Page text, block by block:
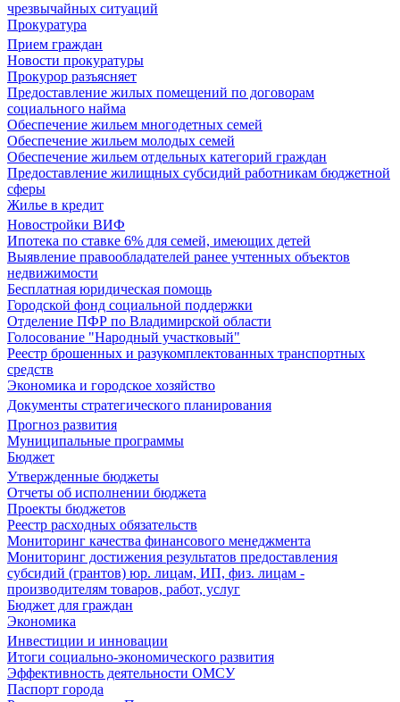
чрезвычайных ситуаций
Прокуратура
Прием граждан
Новости прокуратуры
Прокурор разъясняет
Предоставление жилых помещений по договорам
социального найма
Обеспечение жильем многодетных семей
Обеспечение жильем молодых семей
Обеспечение жильем отдельных категорий граждан
Предоставление жилищных субсидий работникам бюджетной
сферы
Жилье в кредит
Новостройки ВИФ
Ипотека по ставке 6% для семей, имеющих детей
Выявление правообладателей ранее учтенных объектов
недвижимости
Бесплатная юридическая помощь
Городской фонд социальной поддержки
Отделение ПФР по Владимирской области
Голосование "Народный участковый"
Реестр брошенных и разукомплектованных транспортных
средств
Экономика и городское хозяйство
Документы стратегического планирования
Прогноз развития
Муниципальные программы
Бюджет
Утвержденные бюджеты
Отчеты об исполнении бюджета
Проекты бюджетов
Реестр расходных обязательств
Мониторинг качества финансового менеджмента
Мониторинг достижения результатов предоставления
субсидий (грантов) юр. лицам, ИП, физ. лицам -
производителям товаров, работ, услуг
Бюджет для граждан
Экономика
Инвестиции и инновации
Итоги социально-экономического развития
Эффективность деятельности ОМСУ
Паспорт города